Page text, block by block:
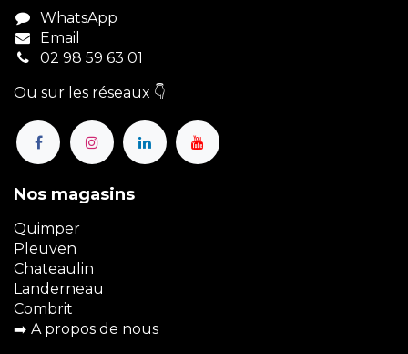
WhatsApp
Email
02 98 59 63 01
Ou sur les réseaux 👇
Nos magasins
Quimper
Pleuven
Chateaulin
Landerneau
Combrit
➡️ A propos de nous